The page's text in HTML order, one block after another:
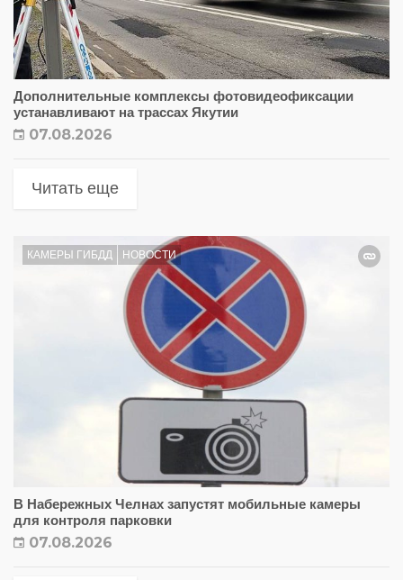
Дополнительные комплексы фотовидеофиксации
устанавливают на трассах Якутии
07.08.2026
Читать еще
КАМЕРЫ ГИБДД НОВОСТИ
В Набережных Челнах запустят мобильные камеры
для контроля парковки
07.08.2026